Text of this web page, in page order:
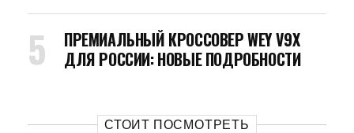
ПРЕМИАЛЬНЫЙ КРОССОВЕР WEY V9X
ДЛЯ РОССИИ: НОВЫЕ ПОДРОБНОСТИ
СТОИТ ПОСМОТРЕТЬ